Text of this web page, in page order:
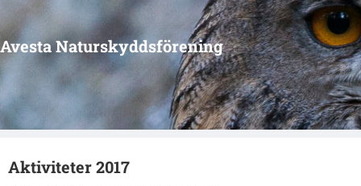
Om oss
Aktuella händelser
Tidigare aktiviteter
Naturtips i Avesta
Avesta Naturskyddsförening
Aktiviteter 2017